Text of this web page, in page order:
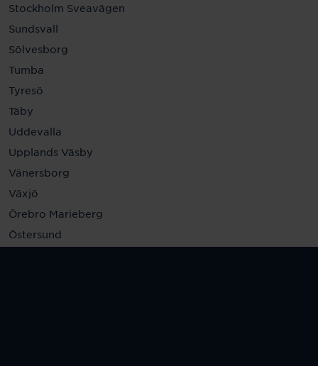
Stockholm Sveavägen
Sundsvall
Sölvesborg
Tumba
Tyresö
Täby
Uddevalla
Upplands Väsby
Vänersborg
Växjö
Örebro Marieberg
Östersund